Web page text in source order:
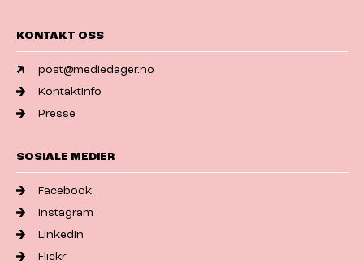
KONTAKT OSS
post@mediedager.no
Kontaktinfo
Presse
SOSIALE MEDIER
Facebook
Instagram
LinkedIn
Flickr